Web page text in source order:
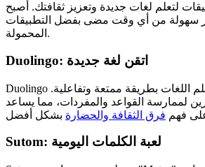
لتعلم لغات جديدة وتعزيز ثقافتك. أصبح
سهولة من أي وقت مضى بفضل التطبيقات
المحمولة.
Duolingo: اتقن لغة جديدة
Duolingo هو تطبيق شائع جدًا لتعلم اللغات بطريقة ممتعة وتفاعلية.
لممارسة القواعد والمفردات، مما يساعد
فهم فرق الثقافة والحضارة
Sutom: لعبة الكلمات اليومية